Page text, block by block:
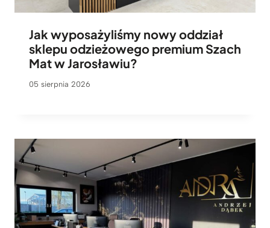
Jak wyposażyliśmy nowy oddział
sklepu odzieżowego premium Szach
Mat w Jarosławiu?
05 sierpnia 2026